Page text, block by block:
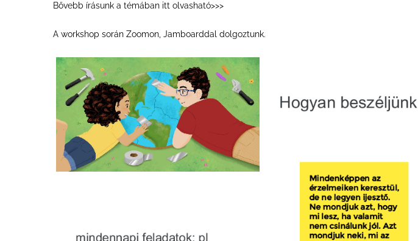
Bővebb írásunk a témában itt olvasható>>>
A workshop során Zoomon, Jamboarddal dolgoztunk.